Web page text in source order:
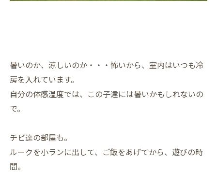
暑いのか、涼しいのか・・・怖いから、室内はいつも冷
房を入れています。
自分の体感温度では、この子達には暑いかもしれないの
で。
チビ達の部屋も。
ルークを小ランに出して、ご飯をあげてから、遊びの時
間。